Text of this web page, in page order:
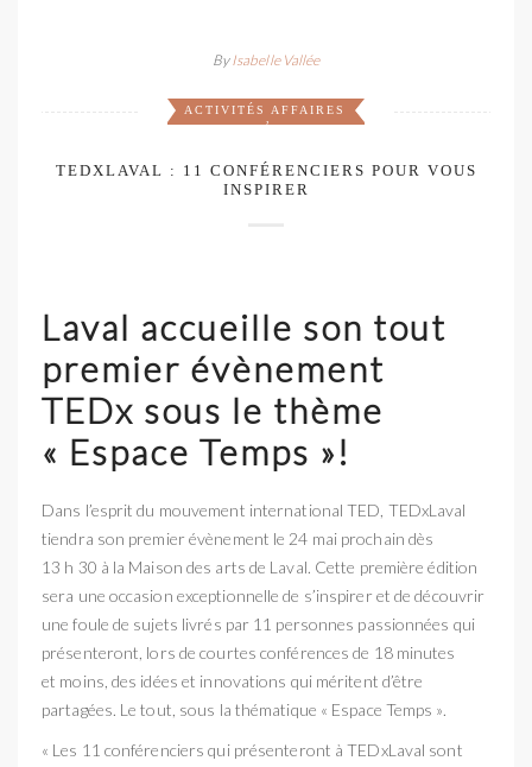
ByIsabelle Vallée
ACTIVITÉS AFFAIRES
TEDXLAVAL : 11 CONFÉRENCIERS POUR VOUS
INSPIRER
Laval accueille son tout
premier évènement
TEDx sous le thème
« Espace Temps »!
Dans l’esprit du mouvement international TED, TEDxLaval
tiendra son premier évènement le 24 mai prochain dès
13 h 30 à la Maison des arts de Laval. Cette première édition
sera une occasion exceptionnelle de s’inspirer et de découvrir
une foule de sujets livrés par 11 personnes passionnées qui
présenteront, lors de courtes conférences de 18 minutes
et moins, des idées et innovations qui méritent d’être
partagées. Le tout, sous la thématique « Espace Temps ».
« Les 11 conférenciers qui présenteront à TEDxLaval sont